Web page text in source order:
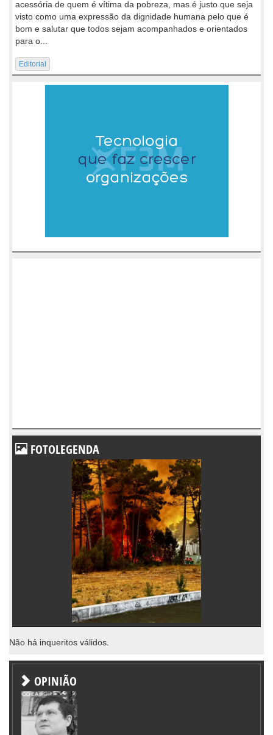
acessória de quem é vítima da pobreza, mas é justo que seja
visto como uma expressão da dignidade humana pelo que é
bom e salutar que todos sejam acompanhados e orientados
para o...
Editorial
FOTOLEGENDA
Não há inqueritos válidos.
OPINIÃO